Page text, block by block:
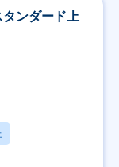
タンダード上